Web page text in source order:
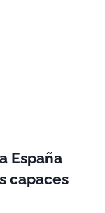
España
capaces